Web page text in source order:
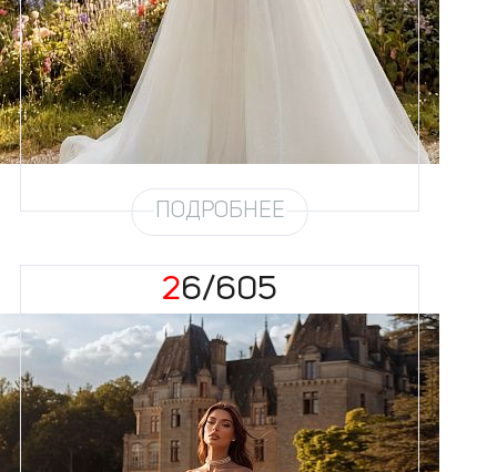
Силуэт
Кружево
Бисер, Пайетка, Жемчуг
Юбка
Европейка эконом + глиттер +
Глиттер
Шлейф
ПОДРОБНЕЕ
26/605